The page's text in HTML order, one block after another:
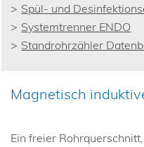
Spül- und
Systemtrenner ENDO
Standrohrzähler
Magnetisch
Ein freier